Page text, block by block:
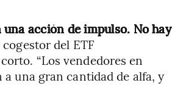
acción de impulso. No hay
del ETF
“Los vendedores en
una gran cantidad de alfa, y